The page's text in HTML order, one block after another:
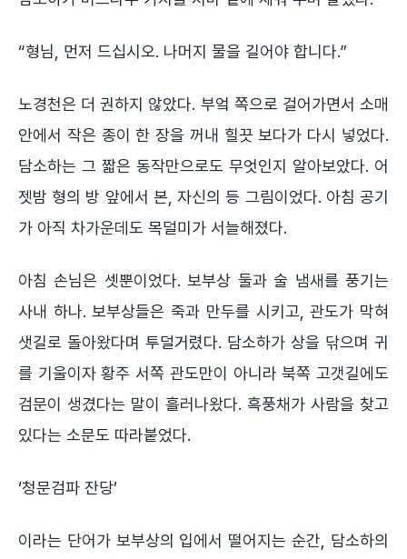
“형님, 먼저 드십시오. 나머지 물을 길어야 합니다.”
노경천은 더 권하지 않았다. 부엌 쪽으로 걸어가면서 소매
안에서 작은 종이 한 장을 꺼내 힐끗 보다가 다시 넣었다.
담소하는 그 짧은 동작만으로도 무엇인지 알아보았다. 어
젯밤 형의 방 앞에서 본, 자신의 등 그림이었다. 아침 공기
가 아직 차가운데도 목덜미가 서늘해졌다.
아침 손님은 셋뿐이었다. 보부상 둘과 술 냄새를 풍기는
사내 하나. 보부상들은 죽과 만두를 시키고, 관도가 막혀
샛길로 돌아왔다며 투덜거렸다. 담소하가 상을 닦으며 귀
를 기울이자 황주 서쪽 관도만이 아니라 북쪽 고갯길에도
검문이 생겼다는 말이 흘러나왔다. 흑풍채가 사람을 찾고
있다는 소문도 따라붙었다.
‘청문검파 잔당’
이라는 단어가 보부상의 입에서 떨어지는 순간, 담소하의